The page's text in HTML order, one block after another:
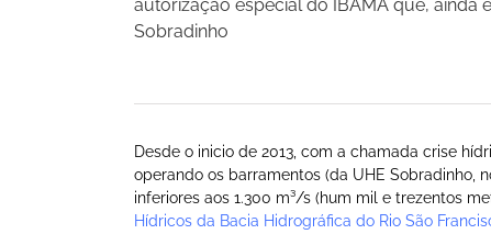
autorização especial do IBAMA que, ainda
Sobradinho
Desde o inicio de 2013, com a chamada crise
operando os barramentos (da UHE Sobradinho,
inferiores aos 1.300 m³/s (hum mil e trezentos
Hídricos da Bacia Hidrográfica do Rio São